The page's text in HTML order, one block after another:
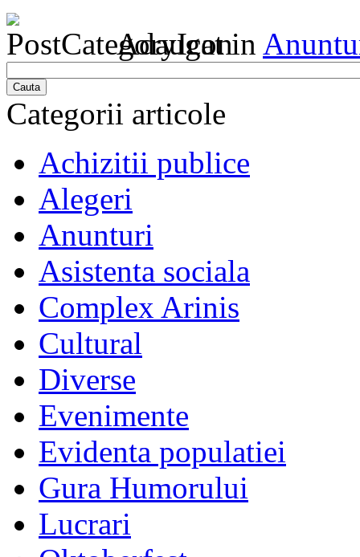
Adaugat in
Cauta
Categorii articole
Achizitii publice
Alegeri
Anunturi
Asistenta sociala
Complex Arinis
Cultural
Diverse
Evenimente
Evidenta populatiei
Gura Humorului
Lucrari